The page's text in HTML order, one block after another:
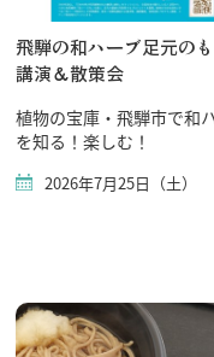
飛騨の和ハーブ足元の
講演＆散策会
植物の宝庫・飛騨市で和
を知る！楽しむ！
2026年7月25日（土）